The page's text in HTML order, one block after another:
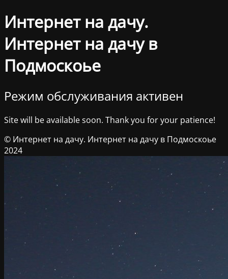
Интернет на дачу.
Интернет на дачу в
Подмоскоье
Режим обслуживания активен
Site will be available soon. Thank you for your patience!
© Интернет на дачу. Интернет на дачу в Подмоскоье
2024